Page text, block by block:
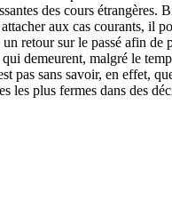
des cours étrangères.
aux cas courants, il
retour sur le passé afin de
demeurent, malgré le
pas sans savoir, en effet,
les plus fermes dans des